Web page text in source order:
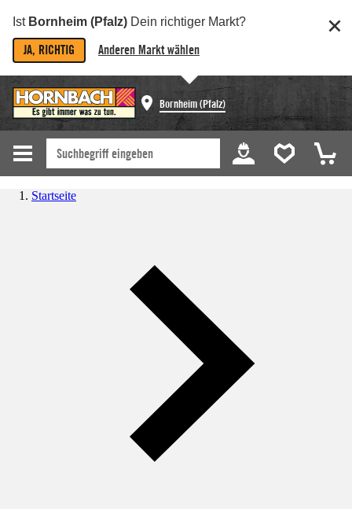
Ist Bornheim (Pfalz) Dein richtiger Markt?
JA, RICHTIG Anderen Markt wählen
Bornheim (Pfalz)
Startseite